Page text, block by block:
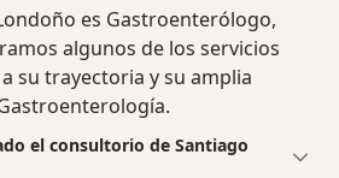
es Gastroenterólogo,
algunos de los servicios
su trayectoria y su amplia
el consultorio de Santiago